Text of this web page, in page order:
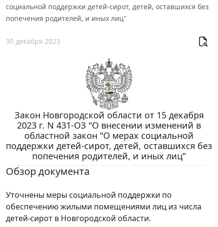
социальной поддержки детей-сирот, детей, оставшихся без
попечения родителей, и иных лиц"
30 декабря 2023
Закон Новгородской области от 15 декабря
2023 г. N 431-ОЗ "О внесении изменений в
областной закон "О мерах социальной
поддержки детей-сирот, детей, оставшихся без
попечения родителей, и иных лиц"
Обзор документа
Уточнены меры социальной поддержки по
обеспечению жилыми помещениями лиц из числа
детей-сирот в Новгородской области.